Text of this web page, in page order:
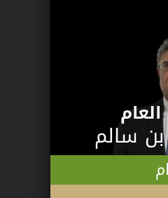
سالم